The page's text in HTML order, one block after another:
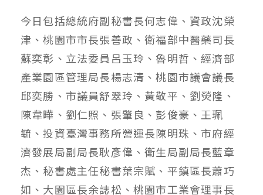
今日包括總統府副秘書長何志偉、資政沈榮
津、桃園市市長張善政、衛福部中醫藥司長
蘇奕彰、立法委員呂玉玲、魯明哲、經濟部
產業園區管理局長楊志清、桃園市議會議長
邱奕勝、市議員舒翠玲、黃敬平、劉熒隆、
陳韋曄、劉仁照、張肇良、彭俊豪、王珮
毓、投資臺灣事務所營運長陳明珠、市府經
濟發展局副局長耿彥偉、衛生局副局長藍章
杰、秘書處主任秘書葉宗賦、平鎮區長蕭巧
如、大園區長余誌松、桃園市工業會理事長